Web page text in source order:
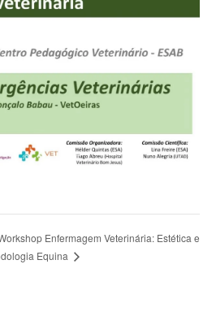
Enfermagem Veterinária: Estética e
Equina